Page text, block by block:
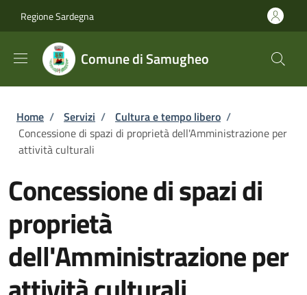
Regione Sardegna
Comune di Samugheo
Briciole di pane
Home / Servizi / Cultura e tempo libero /
Concessione di spazi di proprietà dell'Amministrazione per
attività culturali
Concessione di spazi di
proprietà
dell'Amministrazione per